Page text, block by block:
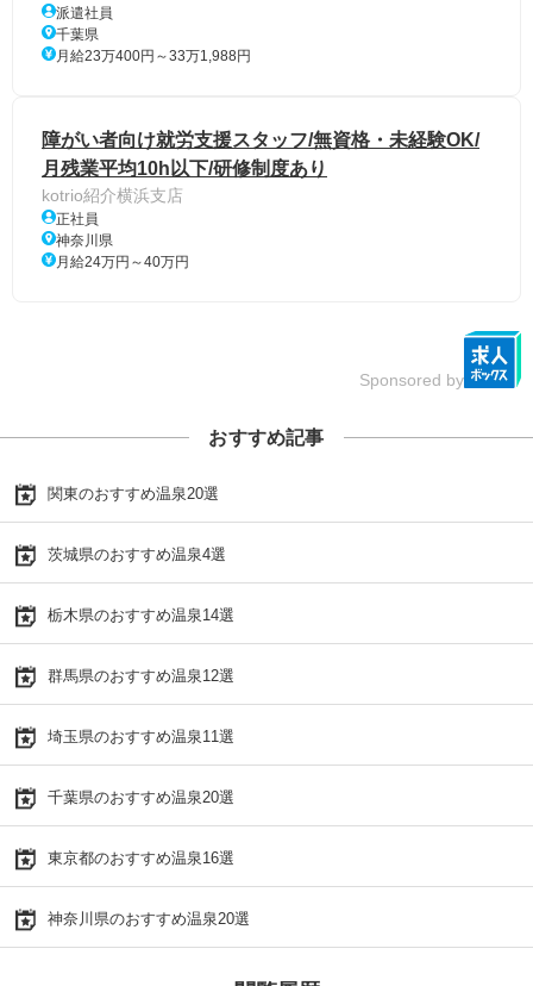
派遣社員
千葉県
月給23万400円～33万1,988円
障がい者向け就労支援スタッフ/無資格・未経験OK/
月残業平均10h以下/研修制度あり
kotrio紹介横浜支店
正社員
神奈川県
月給24万円～40万円
Sponsored by
おすすめ記事
関東のおすすめ温泉20選
茨城県のおすすめ温泉4選
栃木県のおすすめ温泉14選
群馬県のおすすめ温泉12選
埼玉県のおすすめ温泉11選
千葉県のおすすめ温泉20選
東京都のおすすめ温泉16選
神奈川県のおすすめ温泉20選